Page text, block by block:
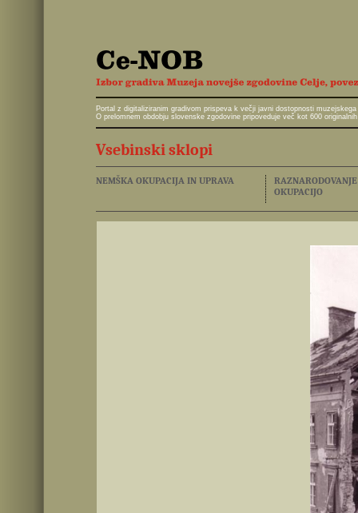
Portal z digitaliziranim gradivom prispeva k večji javni dostopnosti
O prelomnem obdobju slovenske zgodovine pripoveduje več kot 600
Vsebinski sklopi
NEMŠKA OKUPACIJA IN UPRAVA
OKUPACIJO